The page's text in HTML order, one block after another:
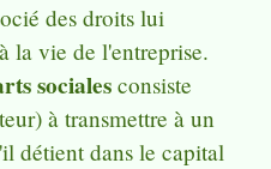
des droits lui
la vie de l'entreprise.
sociales consiste
à transmettre à un
détient dans le capital